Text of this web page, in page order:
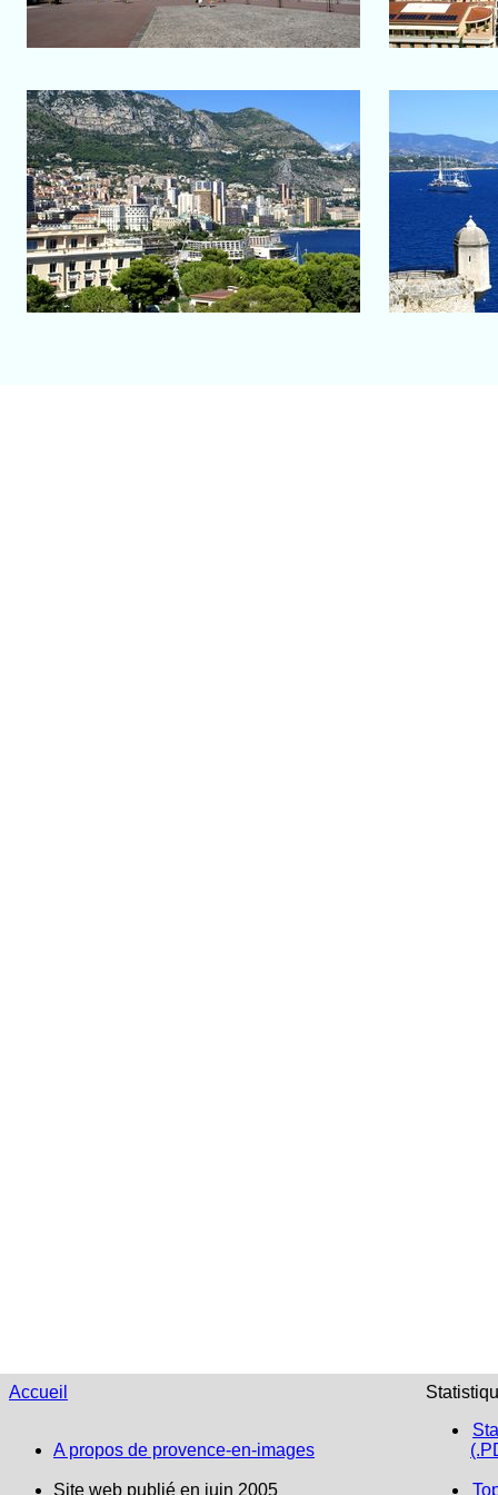
Salon-de-Provence
Monaco
Vue au coeur de Monaco Vue
Accueil
A propos de provence-en-images
Site web publié en juin 2005